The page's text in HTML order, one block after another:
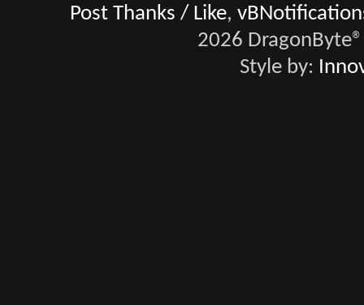
Post Thanks / Like,
2026
Style by: